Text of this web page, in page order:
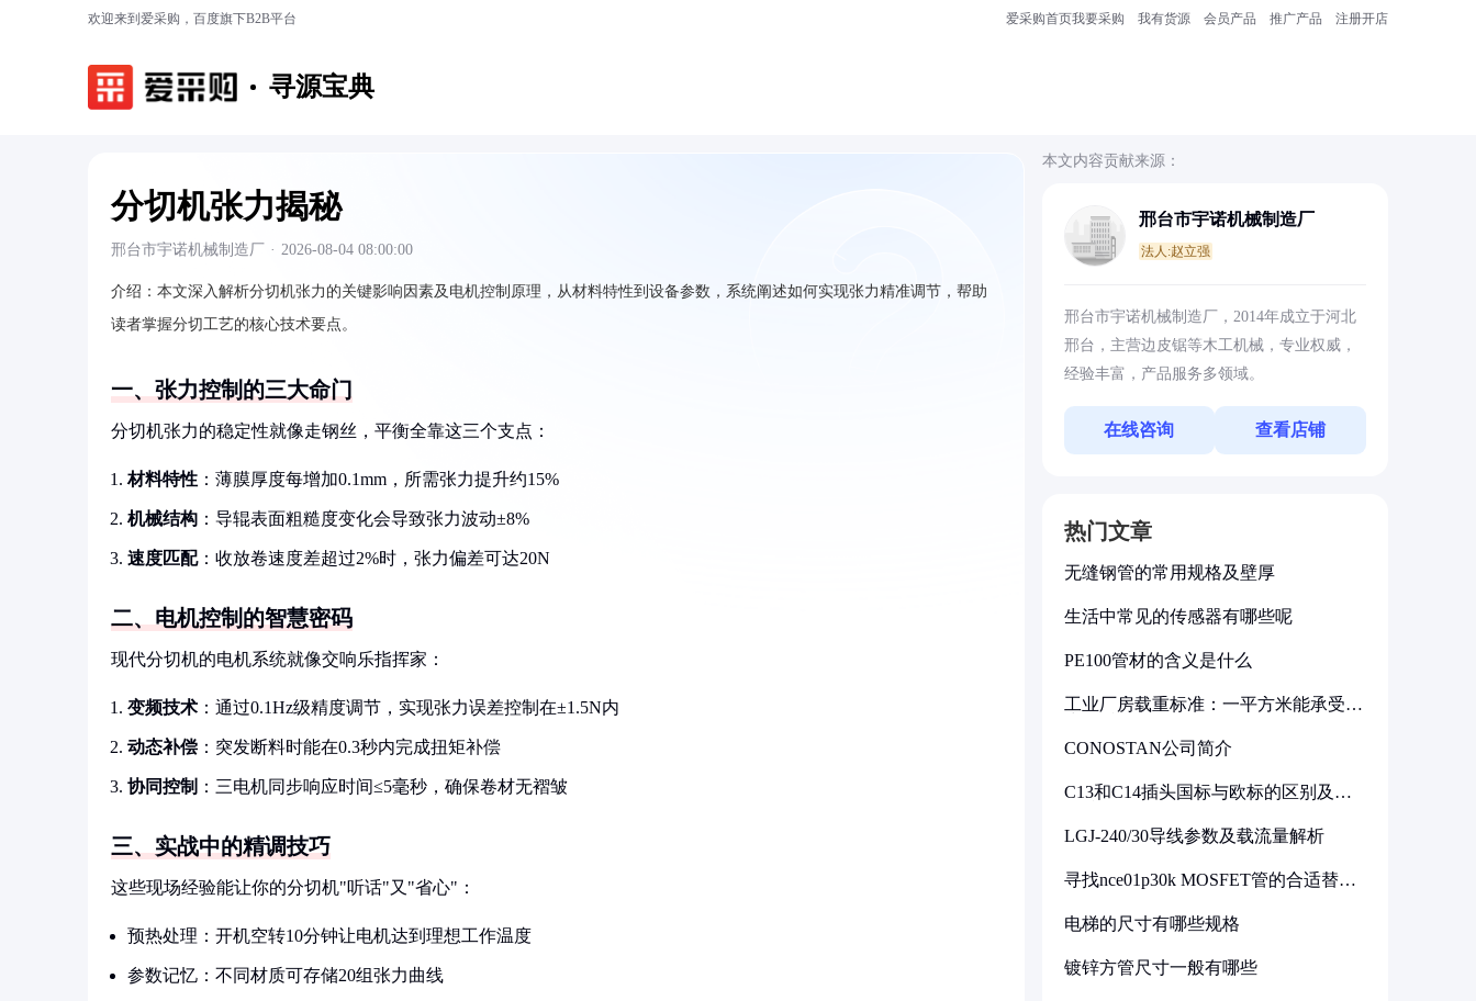
欢迎来到爱采购，百度旗下B2B平台 爱采购首页我要采购 我有货源 会员产品 推广产品 注册开店
寻源宝典
分切机张力揭秘
邢台市宇诺机械制造厂 · 2026-08-04 08:00:00
介绍： 本文深入解析分切机张力的关键影响因素及电机控制原理，从材料特性到设备参数，系统阐述如何实现张力精准调节，帮助
读者掌握分切工艺的核心技术要点。
一、张力控制的三大命门
分切机张力的稳定性就像走钢丝，平衡全靠这三个支点：
材料特性 ：薄膜厚度每增加0.1mm，所需张力提升约15%
机械结构 ：导辊表面粗糙度变化会导致张力波动±8%
速度匹配：收放卷速度差超过2%时，张力偏差可达20N
二、电机控制的智慧密码
现代分切机的电机系统就像交响乐指挥家：
变频技术 ：通过0.1Hz级精度调节，实现张力误差控制在±1.5N内
动态补偿 ：突发断料时能在0.3秒内完成扭矩补偿
协同控制 ：三电机同步响应时间≤5毫秒，确保卷材无褶皱
三、实战中的精调技巧
这些现场经验能让你的分切机"听话"又"省心"：
预热处理：开机空转10分钟让电机达到理想工作温度
参数记忆：不同材质可存储20组张力曲线
本文内容贡献来源：
邢台市宇诺机械制造厂
法人:赵立强
邢台市宇诺机械制造厂，2014年成立于河北
邢台，主营边皮锯等木工机械，专业权威，
经验丰富，产品服务多领域。
在线咨询 查看店铺
热门文章
无缝钢管的常用规格及壁厚
生活中常见的传感器有哪些呢
PE100管材的含义是什么
工业厂房载重标准：一平方米能承受多
CONOSTAN公司简介
C13和C14插头国标与欧标的区别及其
LGJ-240/30导线参数及载流量解析
寻找nce01p30k MOSFET管的合适替代
电梯的尺寸有哪些规格
镀锌方管尺寸一般有哪些